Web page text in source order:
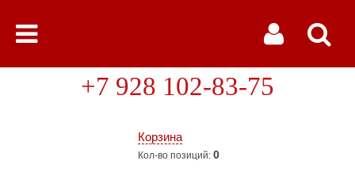
Корзина
Кол-во позиций: 0
+7 928 102-83-75